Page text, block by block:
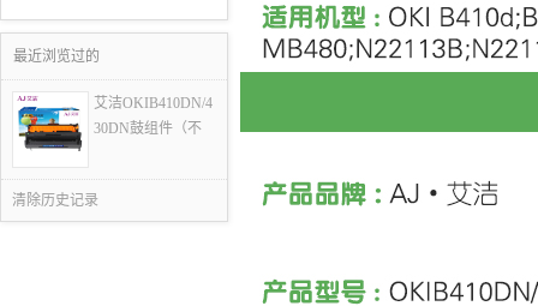
最近浏览过的
艾洁OKIB410DN/4
30DN鼓组件（不
清除历史记录